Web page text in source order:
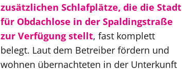
zusätzlichen Schlafplätze, die die Stadt
für Obdachlose in der Spaldingstraße
zur Verfügung stellt, fast komplett
belegt. Laut dem Betreiber fördern und
wohnen übernachteten in der Unterkunft